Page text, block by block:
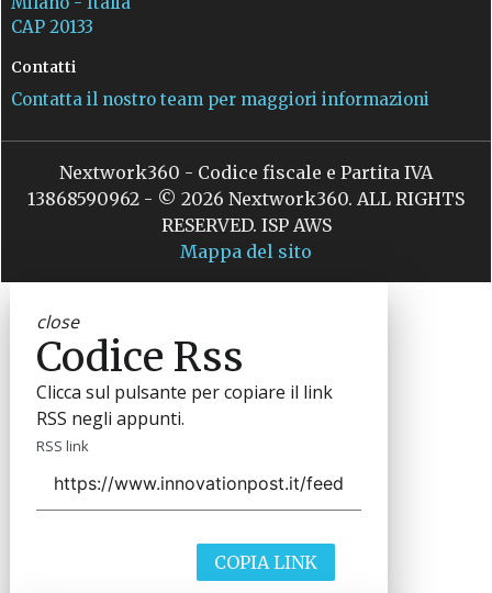
CAP 20133
Contatti
Contatta il nostro team per maggiori informazioni
Nextwork360 - Codice fiscale e Partita IVA
13868590962 - © 2026 Nextwork360. ALL RIGHTS
RESERVED. ISP AWS
Mappa del sito
close
Codice Rss
Clicca sul pulsante per copiare il link
RSS negli appunti.
RSS link
COPIA LINK